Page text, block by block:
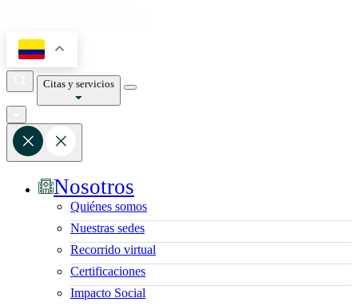
Citas y servicios
Nosotros
Quiénes somos
Nuestras sedes
Recorrido virtual
Certificaciones
Impacto Social